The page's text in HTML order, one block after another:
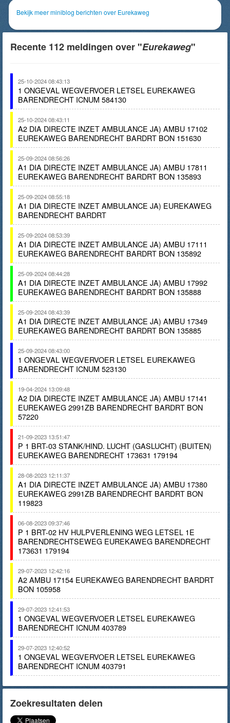
Bekijk meer miniblog berichten over Eurekaweg
Recente 112 meldingen over "Eurekaweg"
25-10-2024 08:43:13
1 ONGEVAL WEGVERVOER LETSEL EUREKAWEG
BARENDRECHT ICNUM 584130
25-10-2024 08:43:11
A2 DIA DIRECTE INZET AMBULANCE JA) AMBU 17102
EUREKAWEG BARENDRECHT BARDRT BON 151630
25-09-2024 08:56:26
A1 DIA DIRECTE INZET AMBULANCE JA) AMBU 17811
EUREKAWEG BARENDRECHT BARDRT BON 135893
25-09-2024 08:55:18
A1 DIA DIRECTE INZET AMBULANCE JA) EUREKAWEG
BARENDRECHT BARDRT
25-09-2024 08:53:39
A1 DIA DIRECTE INZET AMBULANCE JA) AMBU 17111
EUREKAWEG BARENDRECHT BARDRT BON 135892
25-09-2024 08:44:28
A1 DIA DIRECTE INZET AMBULANCE JA) AMBU 17992
EUREKAWEG BARENDRECHT BARDRT BON 135888
25-09-2024 08:43:39
A1 DIA DIRECTE INZET AMBULANCE JA) AMBU 17349
EUREKAWEG BARENDRECHT BARDRT BON 135885
25-09-2024 08:43:00
1 ONGEVAL WEGVERVOER LETSEL EUREKAWEG
BARENDRECHT ICNUM 523130
19-04-2024 13:09:48
A2 DIA DIRECTE INZET AMBULANCE JA) AMBU 17141
EUREKAWEG 2991ZB BARENDRECHT BARDRT BON
57220
21-09-2023 13:51:47
P 1 BRT-03 STANK/HIND. LUCHT (GASLUCHT) (BUITEN)
EUREKAWEG BARENDRECHT 173631 179194
28-08-2023 12:11:37
A1 DIA DIRECTE INZET AMBULANCE JA) AMBU 17380
EUREKAWEG 2991ZB BARENDRECHT BARDRT BON
119823
06-08-2023 09:37:46
P 1 BRT-02 HV HULPVERLENING WEG LETSEL 1E
BARENDRECHTSEWEG EUREKAWEG BARENDRECHT
173631 179194
29-07-2023 12:42:16
A2 AMBU 17154 EUREKAWEG BARENDRECHT BARDRT
BON 105958
29-07-2023 12:41:53
1 ONGEVAL WEGVERVOER LETSEL EUREKAWEG
BARENDRECHT ICNUM 403789
29-07-2023 12:40:52
1 ONGEVAL WEGVERVOER LETSEL EUREKAWEG
BARENDRECHT ICNUM 403791
Zoekresultaten delen